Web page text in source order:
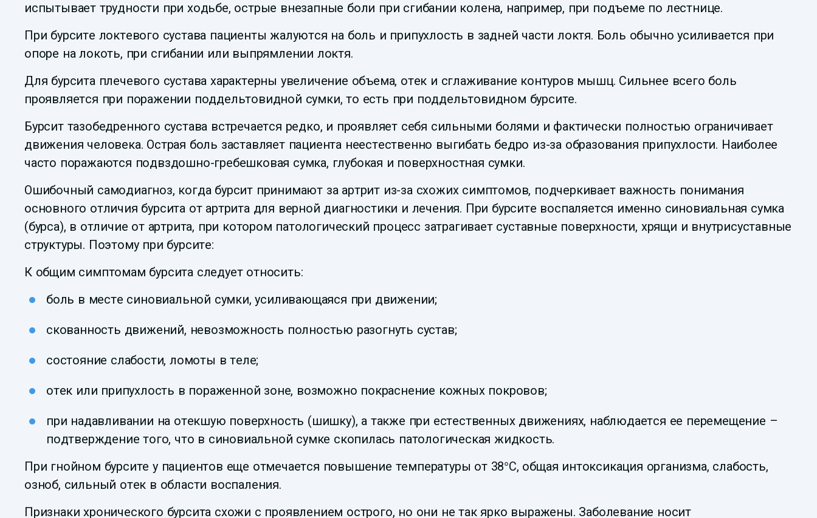
испытывает трудности при ходьбе, острые внезапные боли при сгибании колена, например, при подъеме по лестнице.
При бурсите локтевого сустава пациенты жалуются на боль и припухлость в задней части локтя. Боль обычно усиливается при
опоре на локоть, при сгибании или выпрямлении локтя.
Для бурсита плечевого сустава характерны увеличение объема, отек и сглаживание контуров мышц. Сильнее всего боль
проявляется при поражении поддельтовидной сумки, то есть при поддельтовидном бурсите.
Бурсит тазобедренного сустава встречается редко, и проявляет себя сильными болями и фактически полностью ограничивает
движения человека. Острая боль заставляет пациента неестественно выгибать бедро из-за образования припухлости. Наиболее
часто поражаются подвздошно-гребешковая сумка, глубокая и поверхностная сумки.
Ошибочный самодиагноз, когда бурсит принимают за артрит из-за схожих симптомов, подчеркивает важность понимания
основного отличия бурсита от артрита для верной диагностики и лечения. При бурсите воспаляется именно синовиальная сумка
(бурса), в отличие от артрита, при котором патологический процесс затрагивает суставные поверхности, хрящи и внутрисуставные
структуры. Поэтому при бурсите:
К общим симптомам бурсита следует относить:
боль в месте синовиальной сумки, усиливающаяся при движении;
скованность движений, невозможность полностью разогнуть сустав;
состояние слабости, ломоты в теле;
отек или припухлость в пораженной зоне, возможно покраснение кожных покровов;
при надавливании на отекшую поверхность (шишку), а также при естественных движениях, наблюдается ее перемещение –
подтверждение того, что в синовиальной сумке скопилась патологическая жидкость.
При гнойном бурсите у пациентов еще отмечается повышение температуры от 38°С, общая интоксикация организма, слабость,
озноб, сильный отек в области воспаления.
Признаки хронического бурсита схожи с проявлением острого, но они не так ярко выражены. Заболевание носит